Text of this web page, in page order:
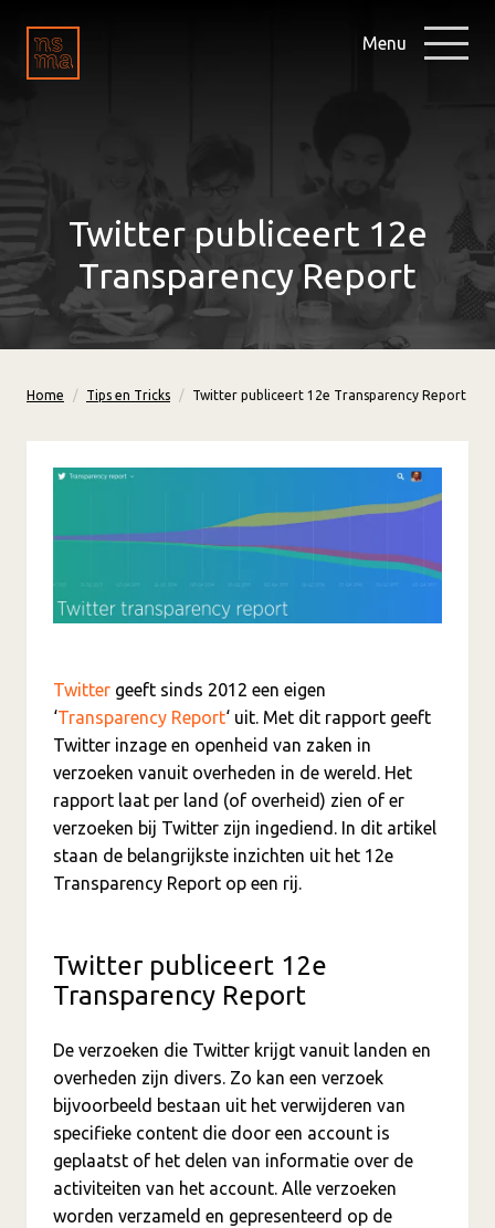
Menu
Twitter publiceert 12e
Transparency Report
Home Tips en Tricks Twitter publiceert 12e Transparency Report
Twitter geeft sinds 2012 een eigen
‘Transparency Report‘ uit. Met dit rapport geeft
Twitter inzage en openheid van zaken in
verzoeken vanuit overheden in de wereld. Het
rapport laat per land (of overheid) zien of er
verzoeken bij Twitter zijn ingediend. In dit artikel
staan de belangrijkste inzichten uit het 12e
Transparency Report op een rij.
Twitter publiceert 12e
Transparency Report
De verzoeken die Twitter krijgt vanuit landen en
overheden zijn divers. Zo kan een verzoek
bijvoorbeeld bestaan uit het verwijderen van
specifieke content die door een account is
geplaatst of het delen van informatie over de
activiteiten van het account. Alle verzoeken
worden verzameld en gepresenteerd op de